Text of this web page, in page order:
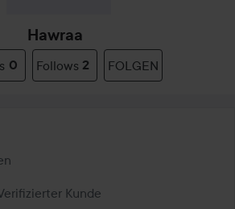
Hawraa
0 Follows 2 FOLGEN
wurde 3 Monaten erstellt
Kunde